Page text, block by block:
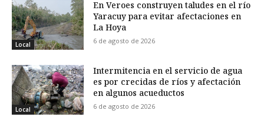
Local
En Veroes construyen taludes en el río
Yaracuy para evitar afectaciones en
La Hoya
6 de agosto de 2026
Local
Intermitencia en el servicio de agua
es por crecidas de ríos y afectación
en algunos acueductos
6 de agosto de 2026